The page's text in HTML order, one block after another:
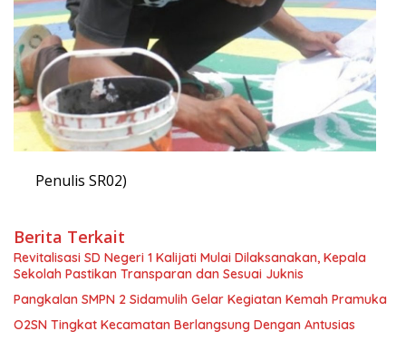
Penulis SR02)
Berita Terkait
Revitalisasi SD Negeri 1 Kalijati Mulai Dilaksanakan, Kepala
Sekolah Pastikan Transparan dan Sesuai Juknis
Pangkalan SMPN 2 Sidamulih Gelar Kegiatan Kemah Pramuka
O2SN Tingkat Kecamatan Berlangsung Dengan Antusias